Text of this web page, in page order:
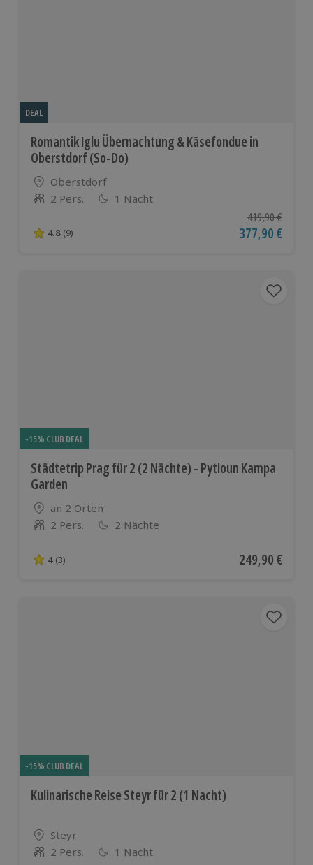
DEAL
Romantik Iglu Übernachtung & Käsefondue in
Oberstdorf (So-Do)
Standort
Oberstdorf
Anzahl der Teilnehmer
2 Pers. 1 Nacht
4.8 von 5 Sternen basierend auf 9 Bewertungen
4.8 (9)
Ursprünglicher
419,90 €
Aktueller Preis
377,90 €
-15% CLUB DEAL
Städtetrip Prag für 2 (2 Nächte) - Pytloun Kampa
Garden
Standort
an 2 Orten
Anzahl der Teilnehmer
2 Pers. 2 Nächte
4 von 5 Sternen basierend auf 3 Bewertungen
4 (3) Aktueller Preis
249,90 €
-15% CLUB DEAL
Kulinarische Reise Steyr für 2 (1 Nacht)
Standort
Steyr
Anzahl der Teilnehmer
2 Pers. 1 Nacht